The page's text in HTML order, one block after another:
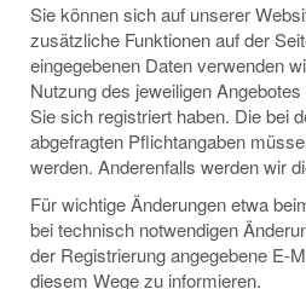
Sie können sich auf unserer
zusätzliche Funktionen auf der
eingegebenen Daten verwenden
Nutzung des jeweiligen
Sie sich registriert haben. Die bei
abgefragten Pflichtangaben
werden. Anderenfalls werden wir
Für wichtige Änderungen etwa
bei technisch notwendigen
der Registrierung angegebene E-
diesem Wege zu informieren.